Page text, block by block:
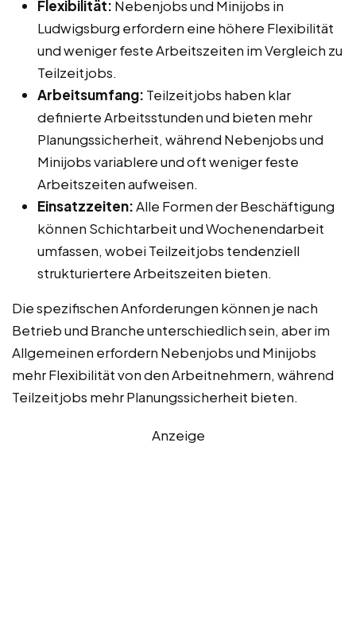
Flexibilität: Nebenjobs und Minijobs in
Ludwigsburg erfordern eine höhere Flexibilität
und weniger feste Arbeitszeiten im Vergleich zu
Teilzeitjobs.
Arbeitsumfang: Teilzeitjobs haben klar
definierte Arbeitsstunden und bieten mehr
Planungssicherheit, während Nebenjobs und
Minijobs variablere und oft weniger feste
Arbeitszeiten aufweisen.
Einsatzzeiten:Alle Formen der Beschäftigung
können Schichtarbeit und Wochenendarbeit
umfassen, wobei Teilzeitjobs tendenziell
strukturiertere Arbeitszeiten bieten.
Die spezifischen Anforderungen können je nach
Betrieb und Branche unterschiedlich sein, aber im
Allgemeinen erfordern Nebenjobs und Minijobs
mehr Flexibilität von den Arbeitnehmern, während
Teilzeitjobs mehr Planungssicherheit bieten.
Anzeige